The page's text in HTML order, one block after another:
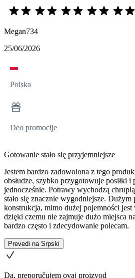
Megan734
25/06/2026
Polska
Deo promocije
Gotowanie stało się przyjemniejsze
Jestem bardzo zadowolona z tego
obsłudze, szybko przygotowuje posiłki
jednocześnie. Potrawy wychodzą
stało się znacznie wygodniejsze. Dużym
konstrukcja, mimo dużej pojemności
dzięki czemu nie zajmuje dużo miejsca
bardzo często i zdecydowanie polecam.
Prevedi na Srpski
Da, preporučujem ovaj proizvod